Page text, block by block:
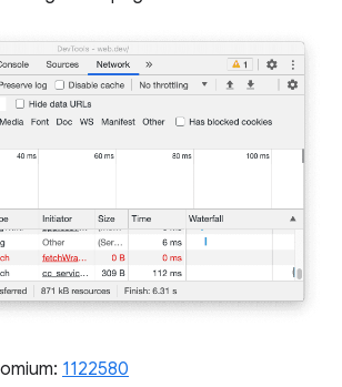
1122580